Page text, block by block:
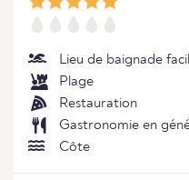
Lieu de baignade
Plage
Restauration
Gastronomie en
Côte